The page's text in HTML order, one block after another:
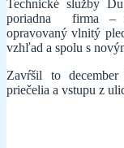
Technické služby
poriadna firma –
opravovaný vlnitý
vzhľad a spolu s
Zavŕšil to
priečelia a vstupu z